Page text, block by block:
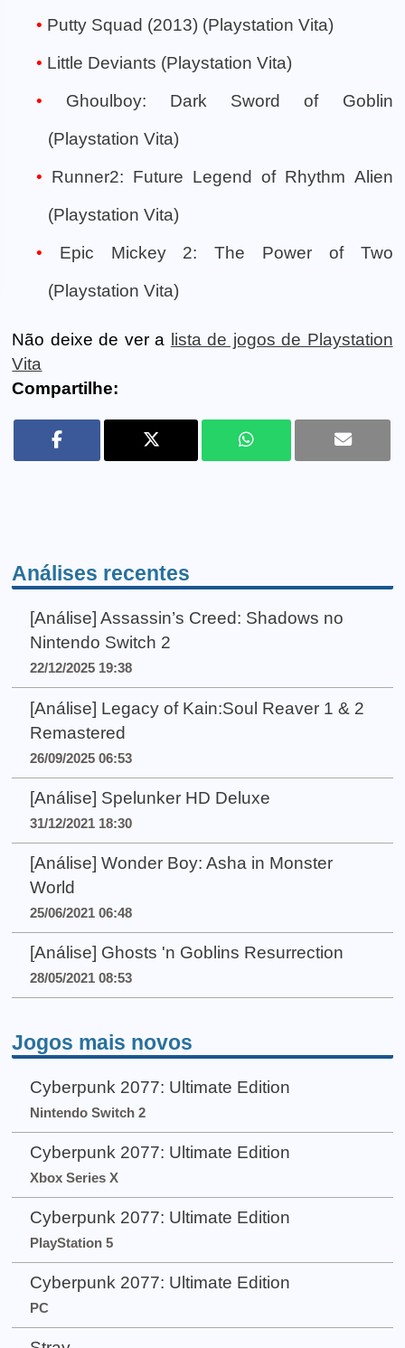
Putty Squad (2013) (Playstation Vita)
Little Deviants (Playstation Vita)
Ghoulboy: Dark Sword of Goblin
(Playstation Vita)
Runner2: Future Legend of Rhythm Alien
(Playstation Vita)
Epic Mickey 2: The Power of Two
(Playstation Vita)
Não deixe de ver a lista de jogos de Playstation
Vita
Compartilhe:
Análises recentes
[Análise] Assassin’s Creed: Shadows no
Nintendo Switch 2
22/12/2025 19:38
[Análise] Legacy of Kain:Soul Reaver 1 & 2
Remastered
26/09/2025 06:53
[Análise] Spelunker HD Deluxe
31/12/2021 18:30
[Análise] Wonder Boy: Asha in Monster
World
25/06/2021 06:48
[Análise] Ghosts 'n Goblins Resurrection
28/05/2021 08:53
Jogos mais novos
Cyberpunk 2077: Ultimate Edition
Nintendo Switch 2
Cyberpunk 2077: Ultimate Edition
Xbox Series X
Cyberpunk 2077: Ultimate Edition
PlayStation 5
Cyberpunk 2077: Ultimate Edition
PC